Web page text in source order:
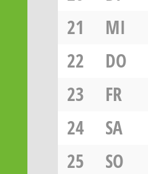
21
MI
22
DO
23
FR
24
SA
25
SO